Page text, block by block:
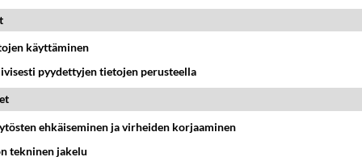
KESKUSTELUT
KUUKAUSI
pöytään parisuhteessa?
Sinkut
ei mene hyvin
käyttäminen
pyydettyjen tietojen perusteella
ehkäiseminen ja virheiden korjaaminen
tekninen jakelu